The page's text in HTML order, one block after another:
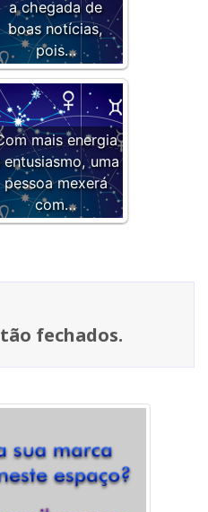
a chegada de
boas notícias,
pois…
mais energia
entusiasmo, uma
pessoa mexerá
com…
fechados.